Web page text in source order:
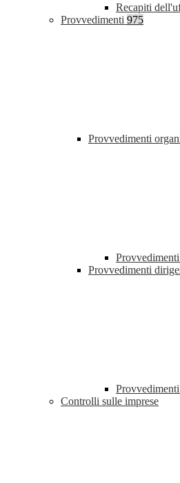
Recapiti
Provvedimenti 975
Provvedimenti
Provvedimenti
Controlli sulle imprese